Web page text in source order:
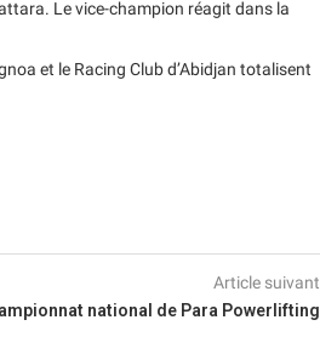
Le vice-champion réagit dans la
et le Racing Club d’Abidjan totalisent
Article suivant
national de Para Powerlifting